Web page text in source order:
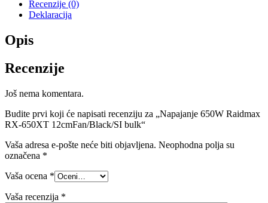
Recenzije (0)
Deklaracija
Opis
Recenzije
Još nema komentara.
Budite prvi koji će napisati recenziju za „Napajanje 650W Raidmax
RX-650XT 12cmFan/Black/SI bulk“
Vaša adresa e-pošte neće biti objavljena. Neophodna polja su
označena *
Vaša ocena *
Vaša recenzija *